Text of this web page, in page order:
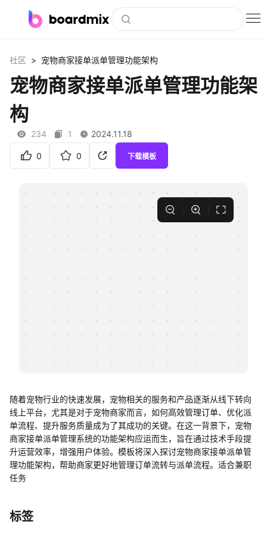
社区资源
企业服务
支持
知识分享社区
社区 > 宠物商家接单派单管理功能架构
宠物商家接单派单管理功能架
构
234 1 2024.11.18
0 0 下载模板
随着宠物行业的快速发展，宠物相关的服务和产品逐渐从线下转向
线上平台，尤其是对于宠物商家而言，如何高效管理订单、优化派
单流程、提升服务质量成为了其成功的关键。在这一背景下，宠物
商家接单派单管理系统的功能架构应运而生，旨在通过技术手段提
升运营效率，增强用户体验。模板将深入探讨宠物商家接单派单管
理功能架构，帮助商家更好地管理订单流转与派单流程。适合兼职
任务
标签